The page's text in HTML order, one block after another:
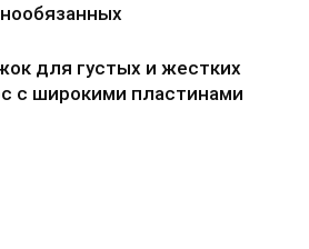
для густых и жестких
с широкими пластинами